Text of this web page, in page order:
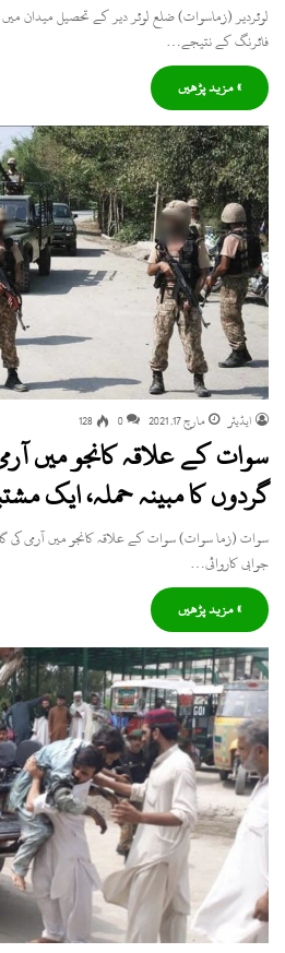
لوئردیر (زماسوات) ضلع لوئر دیر کے تحصیل میدان
فائرنگ کے نتیجے…
» مزید پڑھیں
ایڈیٹر مارچ 17, 2021 0
128
سوات کے علاقہ کانجو میں
گردوں کا مبینہ حملہ، ایک
سوات (زما سوات) سوات کے علاقہ کانجو میں آرمی کی
جوابی کاروائی…
» مزید پڑھیں